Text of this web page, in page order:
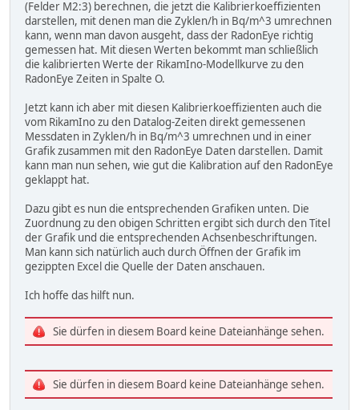
(Felder M2:3) berechnen, die jetzt die Kalibrierkoeffizienten
darstellen, mit denen man die Zyklen/h in Bq/m^3 umrechnen
kann, wenn man davon ausgeht, dass der RadonEye richtig
gemessen hat. Mit diesen Werten bekommt man schließlich
die kalibrierten Werte der RikamIno-Modellkurve zu den
RadonEye Zeiten in Spalte O.
Jetzt kann ich aber mit diesen Kalibrierkoeffizienten auch die
vom RikamIno zu den Datalog-Zeiten direkt gemessenen
Messdaten in Zyklen/h in Bq/m^3 umrechnen und in einer
Grafik zusammen mit den RadonEye Daten darstellen. Damit
kann man nun sehen, wie gut die Kalibration auf den RadonEye
geklappt hat.
Dazu gibt es nun die entsprechenden Grafiken unten. Die
Zuordnung zu den obigen Schritten ergibt sich durch den Titel
der Grafik und die entsprechenden Achsenbeschriftungen.
Man kann sich natürlich auch durch Öffnen der Grafik im
gezippten Excel die Quelle der Daten anschauen.
Ich hoffe das hilft nun.
Sie dürfen in diesem Board keine Dateianhänge sehen.
Sie dürfen in diesem Board keine Dateianhänge sehen.